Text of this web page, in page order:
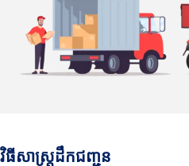
វិធីសាស្រ្តដឹកជញ្ជូន